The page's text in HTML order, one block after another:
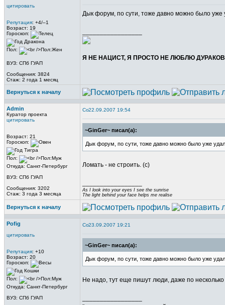
цитировать
Репутация: +4/–1
Возраст: 19
Гороскоп:
Пол:
ВУЗ: СПб ГУАП
Сообщения: 3824
Стаж: 2 года 1 месяц
Дык форум, по сути, тоже давно можно было уже
Я НЕ НАЦИСТ, Я ПРОСТО НЕ ЛЮБЛЮ
Вернуться к началу
Admin
Куратор проекта
цитировать
Возраст: 21
Гороскоп:
Пол:
Откуда: Санкт-Петербург
ВУЗ: СПб ГУАП
Сообщения: 3202
Стаж: 3 года 3 месяца
22.09.2007 19:54
~GinGer~ писал(а):
Дык форум, по сути, тоже давно можно было уже
Ломать - не строить. (с)
As I look into your eyes I see the sunrise
The light behind your face helps me realise
Вернуться к началу
Pofig
цитировать
Репутация: +10
Возраст: 20
Гороскоп:
Пол:
Откуда: Санкт-Петербург
ВУЗ: СПб ГУАП
23.09.2007 19:21
~GinGer~ писал(а):
Дык форум, по сути, тоже давно можно было уже
Не надо, тут еще пишут люди, даже по